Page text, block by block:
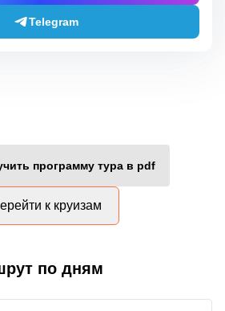
Telegram
программу тура в pdf
к круизам
по дням